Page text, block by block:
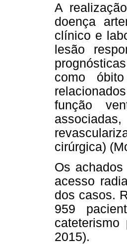
A
doença
clínico e
lesão
como
função
cirúrgica)
Os
acesso
dos casos.
959
2015).